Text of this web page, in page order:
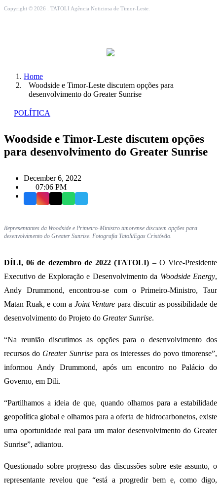
Copyright © 2026 . TATOLI Agência Noticiosa de Timor-Leste.
Home
Woodside e Timor-Leste discutem opções para
desenvolvimento do Greater Sunrise
POLÍTICA
Woodside e Timor-Leste discutem opções
para desenvolvimento do Greater Sunrise
December 6, 2022
07:06 PM
FacebookInstagram
Representantes da Woodside e Primeiro-Ministro timorense discutem opções para
desenvolvimento do Greater Sunrise. Fotografia Tatoli/Egas Cristóvão.
DÍLI, 06 de dezembro de 2022 (TATOLI) – O Vice-Presidente
Executivo de Exploração e Desenvolvimento da Woodside Energy,
Andy Drummond, encontrou-se com o Primeiro-Ministro, Taur
Matan Ruak, e com a Joint Venture para discutir as possibilidade de
desenvolvimento do Projeto do Greater Sunrise.
“Na reunião discutimos as opções para o desenvolvimento dos
recursos do Greater Sunrisepara os interesses do povo timorense”,
informou Andy Drummond, após um encontro no Palácio do
Governo, em Díli.
“Partilhamos a ideia de que, quando olhamos para a estabilidade
geopolítica global e olhamos para a oferta de hidrocarbonetos, existe
uma oportunidade real para um maior desenvolvimento do Greater
Sunrise”, adiantou.
Questionado sobre progresso das discussões sobre este assunto, o
representante revelou que “está a progredir bem e, como digo,